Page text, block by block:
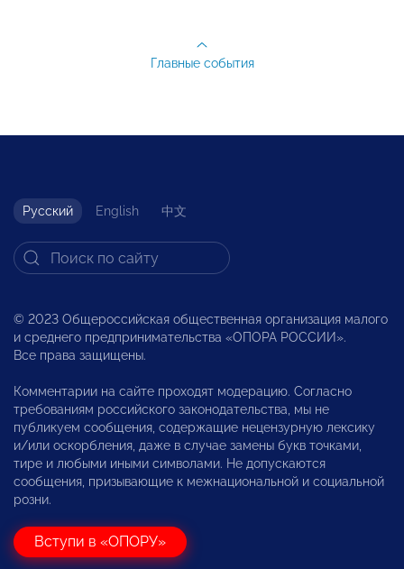
Главные события
Русский English 中文
© 2023 Общероссийская общественная организация малого
и среднего предпринимательства «ОПОРА РОССИИ».
Все права защищены.
Комментарии на сайте проходят модерацию. Согласно
требованиям российского законодательства, мы не
публикуем сообщения, содержащие нецензурную лексику
и/или оскорбления, даже в случае замены букв точками,
тире и любыми иными символами. Не допускаются
сообщения, призывающие к межнациональной и социальной
розни.
Вступи в «ОПОРУ»